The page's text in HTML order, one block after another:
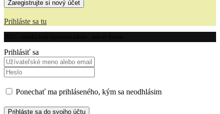
Prihláste sa tu
Prihlásiť sa
Ponechať ma prihláseného, kým sa neodhlásim